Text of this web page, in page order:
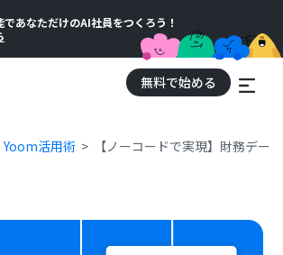
あなただけのAI社員をつくろう！
無料で始める
Yoom活用術 【ノーコードで実現】財務デー